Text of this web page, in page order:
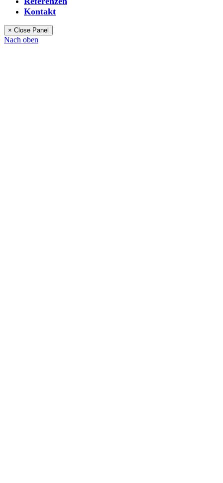
Kontakt
× Close Panel
Nach oben